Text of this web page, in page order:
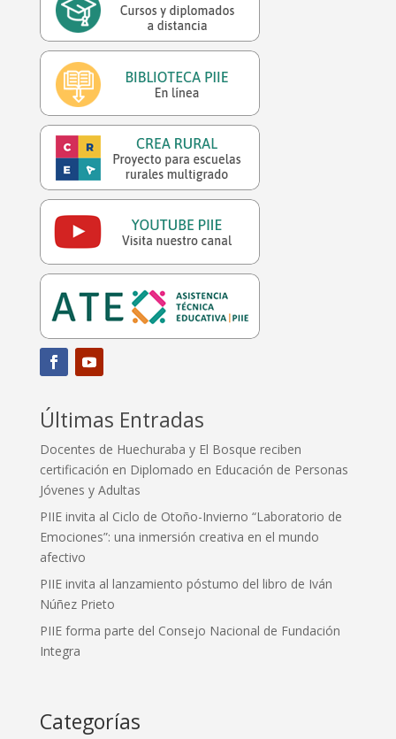
Últimas Entradas
Docentes de Huechuraba y El Bosque reciben
certificación en Diplomado en Educación de Personas
Jóvenes y Adultas
PIIE invita al Ciclo de Otoño-Invierno “Laboratorio de
Emociones”: una inmersión creativa en el mundo
afectivo
PIIE invita al lanzamiento póstumo del libro de Iván
Núñez Prieto
PIIE forma parte del Consejo Nacional de Fundación
Integra
Categorías